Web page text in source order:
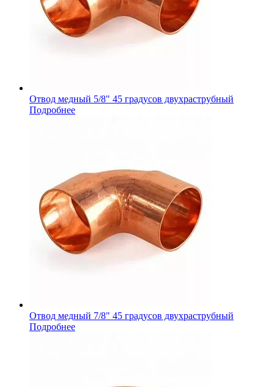
Отвод медный 5/8" 45 градусов двухраструбный
Подробнее
Отвод медный 7/8" 45 градусов двухраструбный
Подробнее